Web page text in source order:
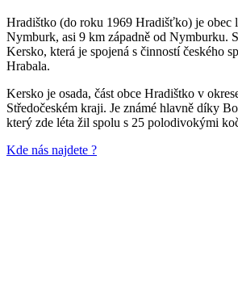
Hradištko (do roku 1969 Hradišťko) je obec
Nymburk, asi 9 km západně od Nymburku.
Kersko, která je spojená s činností českého
Hrabala.
Kersko je osada, část obce Hradištko v
Středočeském kraji. Je známé hlavně díky
který zde léta žil spolu s 25 polodivokými
Kde nás najdete ?